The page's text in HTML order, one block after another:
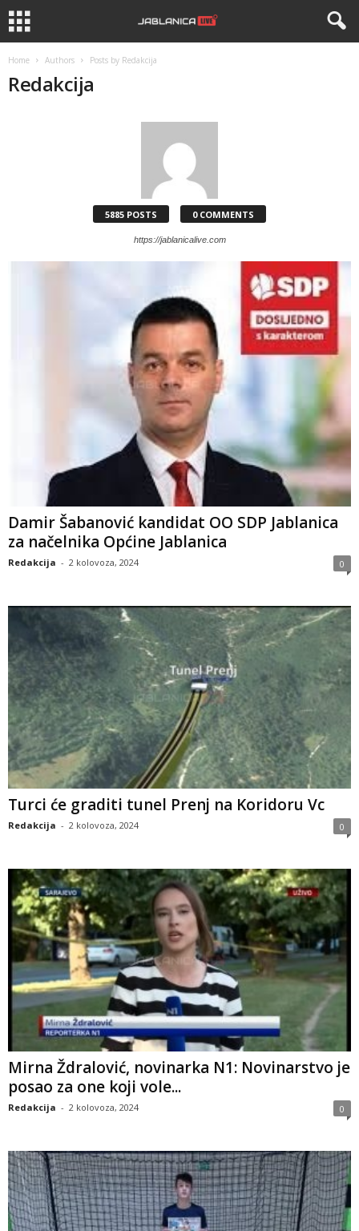
Home Authors Posts by Redakcija
Redakcija
5885 POSTS 0 COMMENTS
https://jablanicalive.com
Damir Šabanović kandidat OO SDP Jablanica
za načelnika Općine Jablanica
Redakcija - 2 kolovoza, 2024 0
Turci će graditi tunel Prenj na Koridoru Vc
Redakcija - 2 kolovoza, 2024 0
Mirna Ždralović, novinarka N1: Novinarstvo je
posao za one koji vole...
Redakcija - 2 kolovoza, 2024 0